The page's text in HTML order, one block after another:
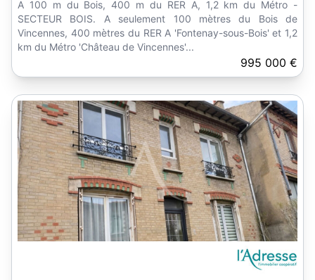
A 100 m du Bois, 400 m du RER A, 1,2 km du Métro -
SECTEUR BOIS. A seulement 100 mètres du Bois de
Vincennes, 400 mètres du RER A 'Fontenay-sous-Bois' et 1,2
km du Métro 'Château de Vincennes'...
995 000 €